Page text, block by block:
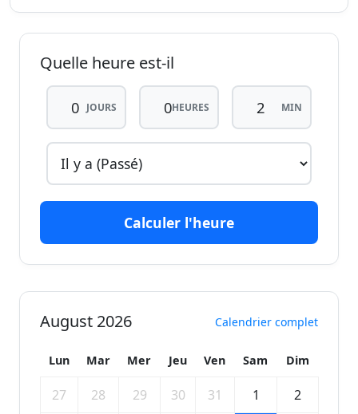
Quelle heure est-il
JOURS HEURES MIN
Calculer l'heure
August 2026 Calendrier complet
Lun Mar Mer Jeu Ven Sam Dim
27 28 29 30 31 1 2